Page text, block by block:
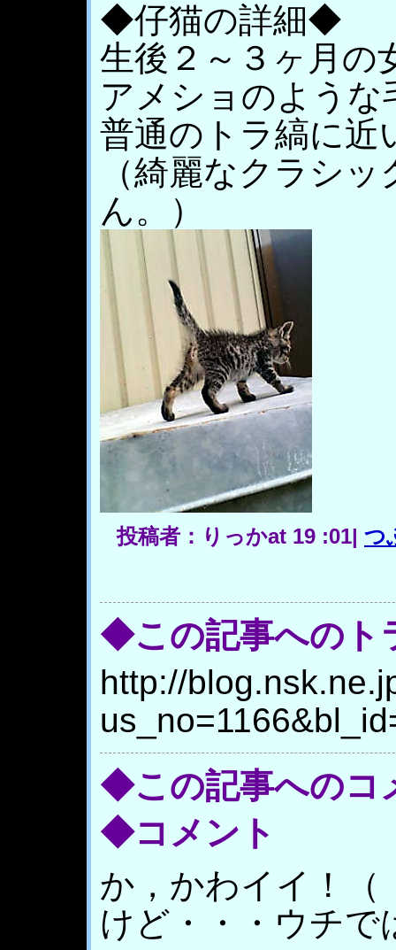
◆仔猫の詳細◆
生後２～３ヶ月の
アメショのよう
普通のトラ縞に近
（綺麗なクラシ
ん。）
投稿者：りっかat 19 :01| つ
◆この記事へのト
http://
◆この記事へのコ
◆コメント
か，かわイイ！
けど・・・ウチで